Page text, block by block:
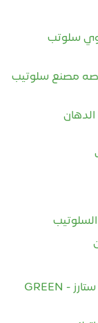
سلوتب
مصنع سلوتيب
افضل مصنع سلوتب مطبوع مصنع جرين ستارز - GREEN